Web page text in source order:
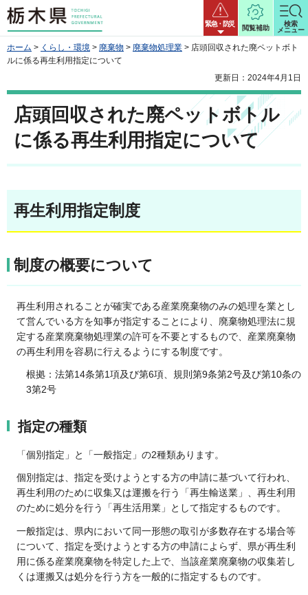
栃木県 緊急・防災
閲覧補助
検索
メニュー
ホーム > くらし・環境 > 廃棄物 > 廃棄物処理業 > 店頭回収された廃ペットボト
ルに係る再生利用指定について
更新日：2024年4月1日
店頭回収された廃ペットボトル
に係る再生利用指定について
再生利用指定制度
制度の概要について
再生利用されることが確実である産業廃棄物のみの処理を業とし
て営んでいる方を知事が指定することにより、廃棄物処理法に規
定する産業廃棄物処理業の許可を不要とするもので、産業廃棄物
の再生利用を容易に行えるようにする制度です。
根拠：法第14条第1項及び第6項、規則第9条第2号及び第10条の
3第2号
指定の種類
「個別指定」と「一般指定」の2種類あります。
個別指定は、指定を受けようとする方の申請に基づいて行われ、
再生利用のために収集又は運搬を行う「再生輸送業」、再生利用
のために処分を行う「再生活用業」として指定するものです。
一般指定は、県内において同一形態の取引が多数存在する場合等
について、指定を受けようとする方の申請によらず、県が再生利
用に係る産業廃棄物を特定した上で、当該産業廃棄物の収集若し
くは運搬又は処分を行う方を一般的に指定するものです。